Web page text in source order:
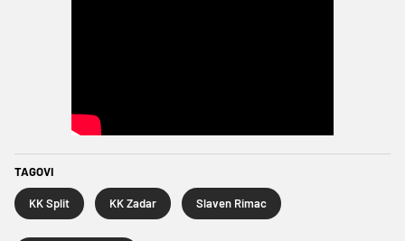
TAGOVI
KK Split KK Zadar Slaven Rimac